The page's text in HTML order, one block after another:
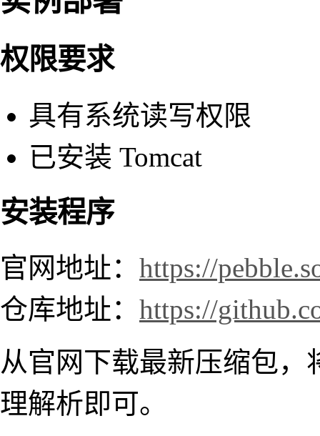
权限要求
具有系统读写权限
已安装 Tomcat
安装程序
官网地址： https://
仓库地址： https://
从官网下载最新压缩包，
理解析即可。